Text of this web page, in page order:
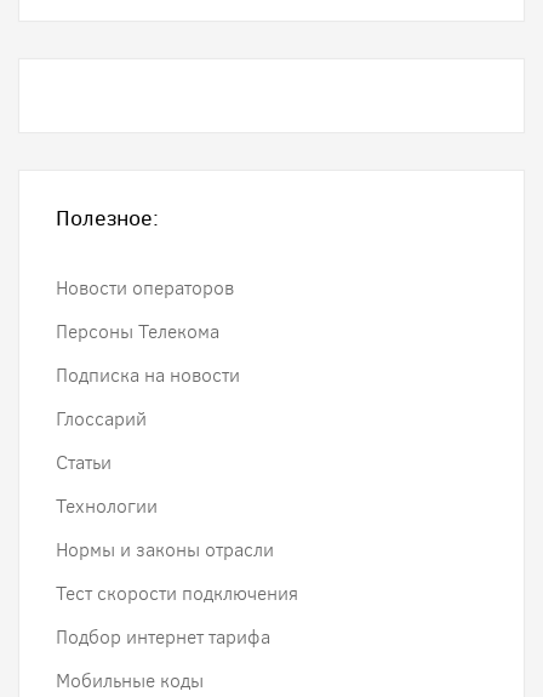
Полезное:
Новости операторов
Персоны Телекома
Подписка на новости
Глоссарий
Статьи
Технологии
Нормы и законы отрасли
Тест скорости подключения
Подбор интернет тарифа
Мобильные коды